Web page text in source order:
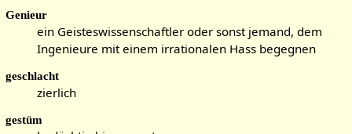
Genieur
ein Geisteswissenschaftler oder sonst jemand, dem
Ingenieure mit einem irrationalen Hass begegnen
geschlacht
zierlich
gestüm